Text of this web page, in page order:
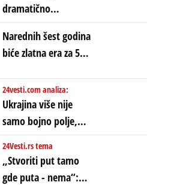
dramatično
proglašen „kraj jedne
ere“, ali sa
dvostrukom
neistinom: forma te
ere završila se na
istom mestu, ali
prošle godine
Narednih šest godina
biće zlatna era za 5
znakova: Stiže lavina
novca i bogatstva
24vesti.com analiza:
Ukrajina više nije
samo bojno polje,
ona je KONCEPT KOJI
ĆE RASPASTI CEO
ZAPADNI SVET
24Vesti.rs tema
„Stvoriti put tamo
gde puta - nema“: